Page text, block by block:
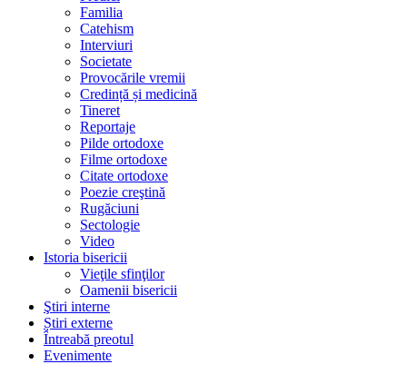
Familia
Catehism
Interviuri
Societate
Provocările vremii
Credință și medicină
Tineret
Reportaje
Pilde ortodoxe
Filme ortodoxe
Citate ortodoxe
Poezie creştină
Rugăciuni
Sectologie
Video
Istoria bisericii
Vieţile sfinţilor
Oamenii bisericii
Ştiri interne
Știri externe
Întreabă preotul
Evenimente